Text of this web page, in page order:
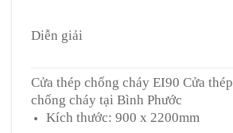
Diễn giải
Cửa thép chống cháy EI90 Cửa thép
chống cháy tại Bình Phước
Kích thước: 900 x 2200mm